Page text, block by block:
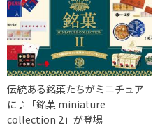
伝統ある銘菓たちがミニチュア
に♪「銘菓 miniature
collection 2」が登場